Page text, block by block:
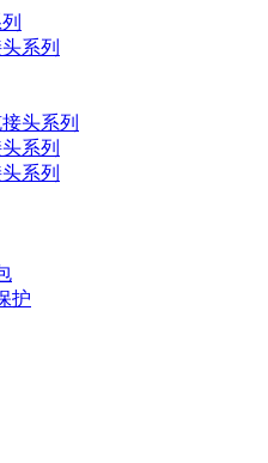
系列
头系列
系列
系列
护